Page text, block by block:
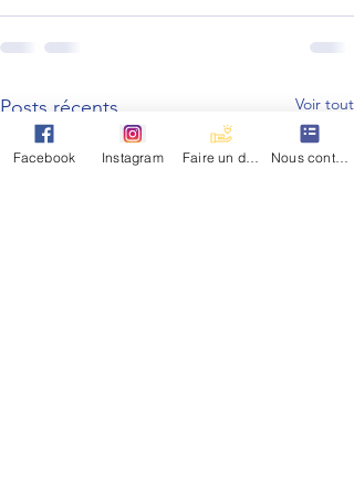
Posts récents Voir tout
Facebook Instagram Nous contacter